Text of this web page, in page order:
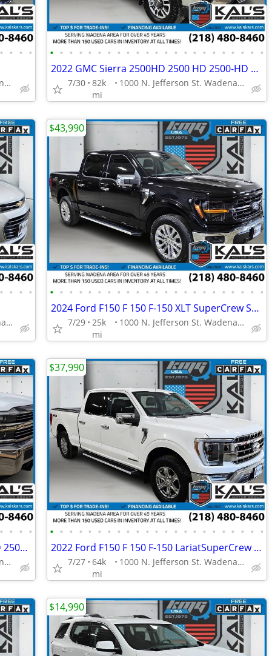
• • • •
1000 N. Jefferson St. Wadena, MN 56482
• • • • • • • • • • • • • • • • • • • • • • •
2022 GMC Sierra 2500HD 2500 HD 2500-HD SLE Double CabLB
7/30 82k
mi
1000 N. Jefferson St. Wadena, MN 56482
• • • •
1000 N. Jefferson St. Wadena, MN 56482
• • • • • • • • • • • • • • • • • • • • • • •
2024 Ford F150 F 150 F-150 XLT SuperCrew Short Bed
7/29 25k
mi
1000 N. Jefferson St. Wadena, MN 56482
$43,990
• • • •
2018 Chevrolet Chevy Silverado 2500HD 2500 HD 2500-HD Work Truck Doubl
1000 N. Jefferson St. Wadena, MN 56482
• • • • • • • • • • • • • • • • • • • • • • •
2022 Ford F150 F 150 F-150 LariatSuperCrew 55 ft Box
7/27 64k
mi
1000 N. Jefferson St. Wadena, MN 56482
$37,990
$14,990